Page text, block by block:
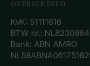
OVERIGE INFO
KvK: 51111616
BTW nr.:
Bank: ABN AMRO